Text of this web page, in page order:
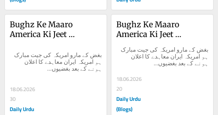
Bughz Ke Maaro
America Ki Jeet
ہونے کے بعد بغضیوں...
18.06.2026
30
Daily Urdu
Bughz Ke Maaro
America Ki Jeet
ہونے کے بعد بغضیوں...
18.06.2026
20
Daily Urdu
(Blogs)